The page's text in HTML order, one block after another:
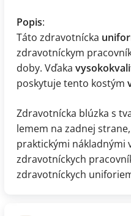
Popis:
Táto zdravotnícka
zdravotníckym
doby. Vďaka
poskytuje tento kostým
Zdravotnícka blúzka s
lemem na zadnej
praktickými nákladnými
zdravotníckych
zdravotníckych